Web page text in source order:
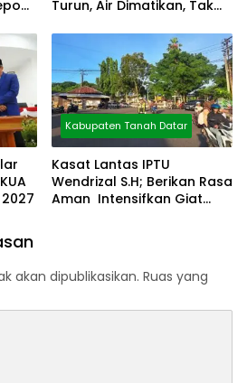
Turun, Air Dimatikan, Tak
Kabupaten Tanah Datar
Kasat Lantas IPTU
Wendrizal S.H; Berikan Rasa
Aman Intensifkan Giat
akan dipublikasikan. Ruas yang